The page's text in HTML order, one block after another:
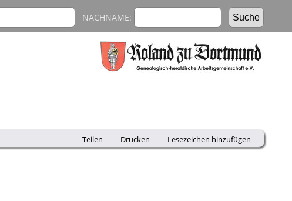
NACHNAME:
Teilen Drucken Lesezeichen hinzufügen